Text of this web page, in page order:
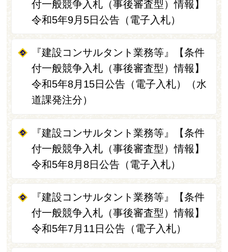
付一般競争入札（事後審査型）情報】
令和5年9月5日公告（電子入札）
『建設コンサルタント業務等』【条件
付一般競争入札（事後審査型）情報】
令和5年8月15日公告（電子入札）（水
道課発注分）
『建設コンサルタント業務等』【条件
付一般競争入札（事後審査型）情報】
令和5年8月8日公告（電子入札）
『建設コンサルタント業務等』【条件
付一般競争入札（事後審査型）情報】
令和5年7月11日公告（電子入札）